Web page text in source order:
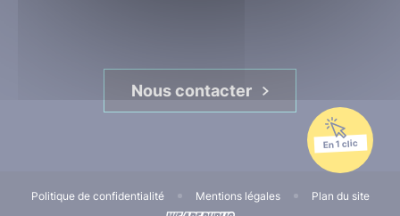
Nous contacter
Politique de confidentialité Mentions légales Plan du site
En 1 clic